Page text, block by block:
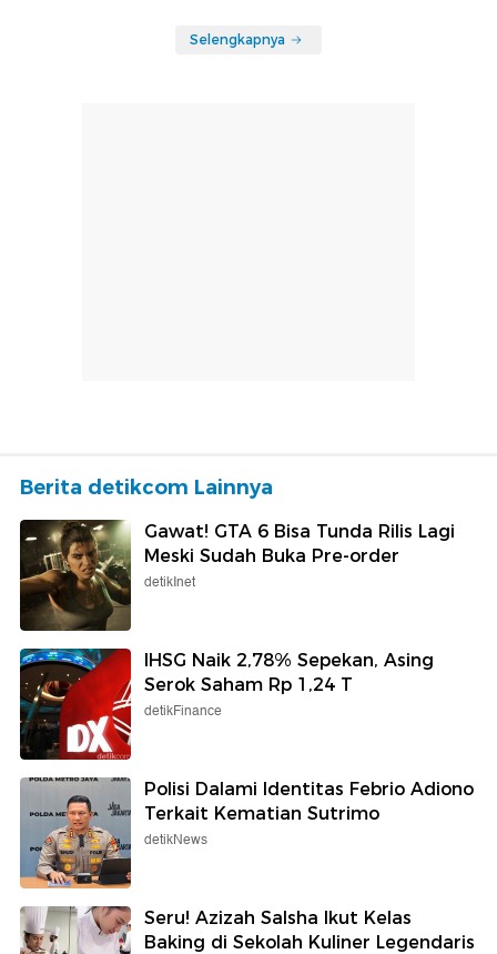
Selengkapnya
Berita detikcom Lainnya
Gawat! GTA 6 Bisa Tunda Rilis Lagi
Meski Sudah Buka Pre-order
detikInet
IHSG Naik 2,78% Sepekan, Asing
Serok Saham Rp 1,24 T
detikFinance
Polisi Dalami Identitas Febrio Adiono
Terkait Kematian Sutrimo
detikNews
Seru! Azizah Salsha Ikut Kelas
Baking di Sekolah Kuliner Legendaris